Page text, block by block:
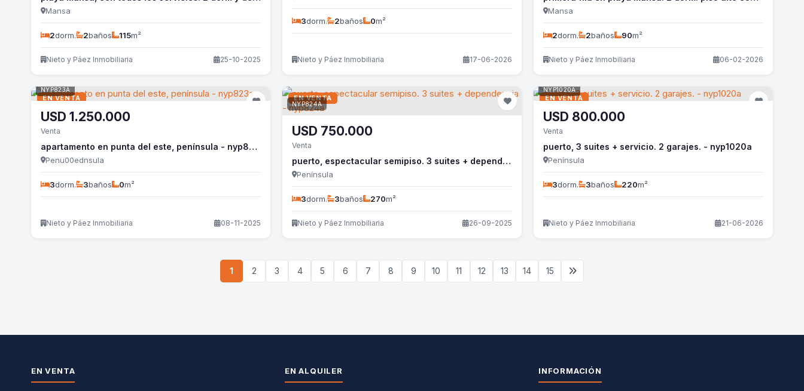
Mansa
2dorm. 2baños 115m²
Nieto y Páez Inmobiliaria 25-10-2025
3dorm. 2baños 0m²
Nieto y Páez Inmobiliaria 17-06-2026
Mansa
2dorm. 2baños 90m²
Nieto y Páez Inmobiliaria 06-02-2026
EN VENTA
NYP823A
USD 1.250.000
Venta
apartamento en punta del este, península - nyp823a
Penu00ednsula
3dorm. 3baños 0m²
Nieto y Páez Inmobiliaria 08-11-2025
EN VENTA
NYP824A
USD 750.000
Venta
puerto, espectacular semipiso. 3 suites + dependencia - nyp824a
Península
3dorm. 3baños 270m²
Nieto y Páez Inmobiliaria 26-09-2025
EN VENTA
NYP1020A
USD 800.000
Venta
puerto, 3 suites + servicio. 2 garajes. - nyp1020a
Península
3dorm. 3baños 220m²
Nieto y Páez Inmobiliaria 21-06-2026
1 2 3 4 5 6 7 8 9 10 11 12 13 14 15
EN VENTA EN ALQUILER INFORMACIÓN